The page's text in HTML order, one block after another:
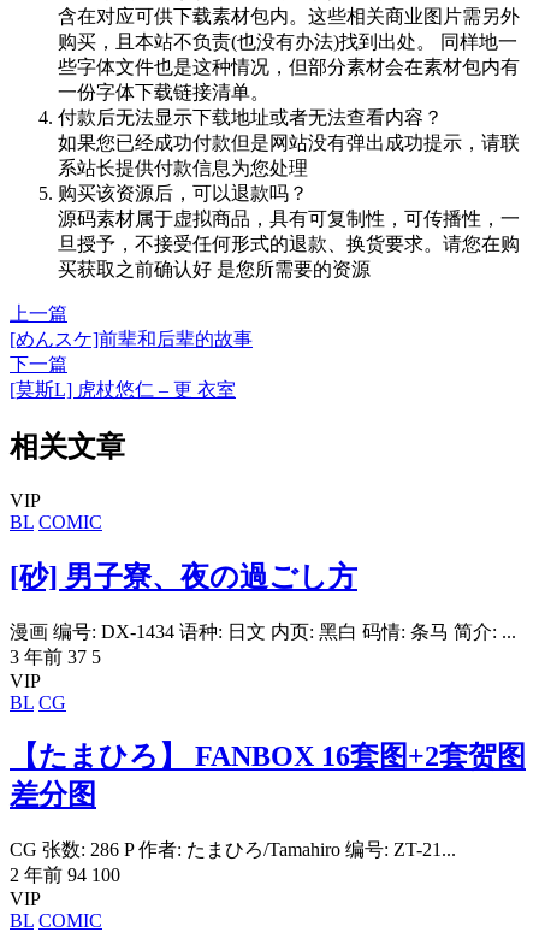
含在对应可供下载素材包内。这些相关商业图片需另外
购买，且本站不负责(也没有办法)找到出处。 同样地一
些字体文件也是这种情况，但部分素材会在素材包内有
一份字体下载链接清单。
付款后无法显示下载地址或者无法查看内容？
如果您已经成功付款但是网站没有弹出成功提示，请联
系站长提供付款信息为您处理
购买该资源后，可以退款吗？
源码素材属于虚拟商品，具有可复制性，可传播性，一
旦授予，不接受任何形式的退款、换货要求。请您在购
买获取之前确认好 是您所需要的资源
上一篇
[めんスケ]前辈和后辈的故事
下一篇
[莫斯L] 虎杖悠仁 – 更 衣室
相关文章
VIP
BL COMIC
[砂] 男子寮、夜の過ごし方
漫画 编号: DX-1434 语种: 日文 内页: 黑白 码情: 条马 简介: ...
3 年前 37 5
VIP
BL CG
【たまひろ】 FANBOX 16套图+2套贺图
差分图
CG 张数: 286 P 作者: たまひろ/Tamahiro 编号: ZT-21...
2 年前 94 100
VIP
BL COMIC